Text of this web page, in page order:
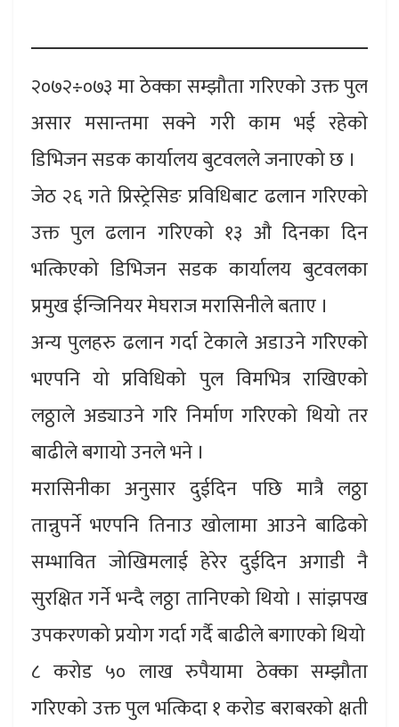
२०७२÷०७३ मा ठेक्का सम्झौता गरिएको उक्त पुल
असार मसान्तमा सक्ने गरी काम भई रहेको
डिभिजन सडक कार्यालय बुटवलले जनाएको छ ।
जेठ २६ गते प्रिस्ट्रेसिङ प्रविधिबाट ढलान गरिएको
उक्त पुल ढलान गरिएको १३ औ दिनका दिन
भत्किएको डिभिजन सडक कार्यालय बुटवलका
प्रमुख ईन्जिनियर मेघराज मरासिनीले बताए ।
अन्य पुलहरु ढलान गर्दा टेकाले अडाउने गरिएको
भएपनि यो प्रविधिको पुल विमभित्र राखिएको
लठ्ठाले अड्याउने गरि निर्माण गरिएको थियो तर
बाढीले बगायो उनले भने ।
मरासिनीका अनुसार दुईदिन पछि मात्रै लठ्ठा
तान्नुपर्ने भएपनि तिनाउ खोलामा आउने बाढिको
सम्भावित जोखिमलाई हेरेर दुईदिन अगाडी नै
सुरक्षित गर्ने भन्दै लठ्ठा तानिएको थियो । सांझपख
उपकरणको प्रयोग गर्दा गर्दै बाढीले बगाएको थियो
८ करोड ५० लाख रुपैयामा ठेक्का सम्झौता
गरिएको उक्त पुल भत्किदा १ करोड बराबरको क्षती